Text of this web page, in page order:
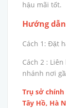
hậu mãi tốt.
Hướng
Cách 1: Đặt
Cách 2 :
nhánh nơi
Trụ sở
Tây Hồ, Hà